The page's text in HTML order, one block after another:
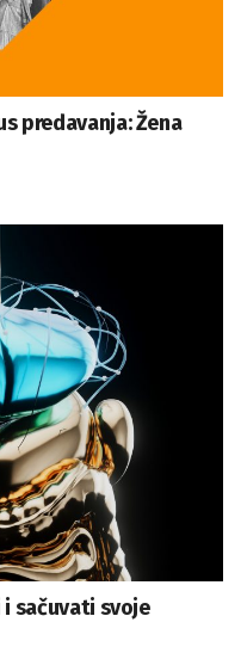
predavanja: Žena
i sačuvati svoje